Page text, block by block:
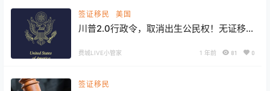
签证移民 美国
川普2.0行政令，取消出生公民权！无证移
行！
费城LIVE小管家 1 年前 81 0
签证移民